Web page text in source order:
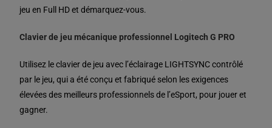
jeu en Full HD et démarquez-vous.
Clavier de jeu mécanique professionnel Logitech G PRO
Utilisez le clavier de jeu avec l’éclairage LIGHTSYNC contrôlé
par le jeu, qui a été conçu et fabriqué selon les exigences
élevées des meilleurs professionnels de l’eSport, pour jouer et
gagner.